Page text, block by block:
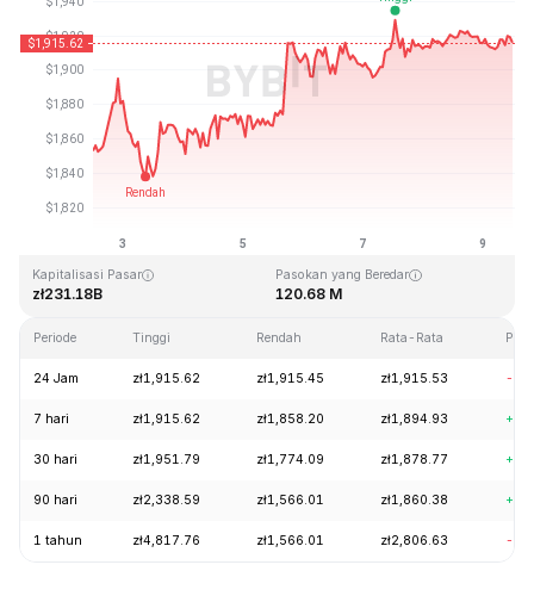
Terakhir Diperbarui: 2026-08-09, 12:09 GMT+0
Kapitalisasi Pasar
zł231.18B
Pasokan yang Beredar
120.68 M
Periode Tinggi Rendah Rata-Rata
24 Jam zł1,915.62 zł1,915.45 zł1,915.53 -
7 hari zł1,915.62 zł1,858.20 zł1,894.93
30 hari zł1,951.79 zł1,774.09 zł1,878.77
90 hari zł2,338.59 zł1,566.01 zł1,860.38
1 tahun zł4,817.76 zł1,566.01 zł2,806.63 -